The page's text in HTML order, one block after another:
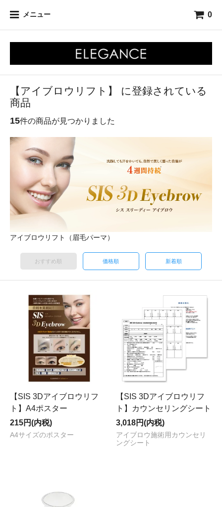
メニュー 0
【アイブロウリフト】 に登録されている
商品
15件の商品が見つかりました
アイブロウリフト（眉毛パーマ）
おすすめ順 価格順 新着順
【SIS 3Dアイブロウリフ
ト】A4ポスター
215円(内税)
A4サイズのポスター
【SIS 3Dアイブロウリフ
ト】カウンセリングシート
3,018円(内税)
アイブロウ施術用カウンセリ
ングシート